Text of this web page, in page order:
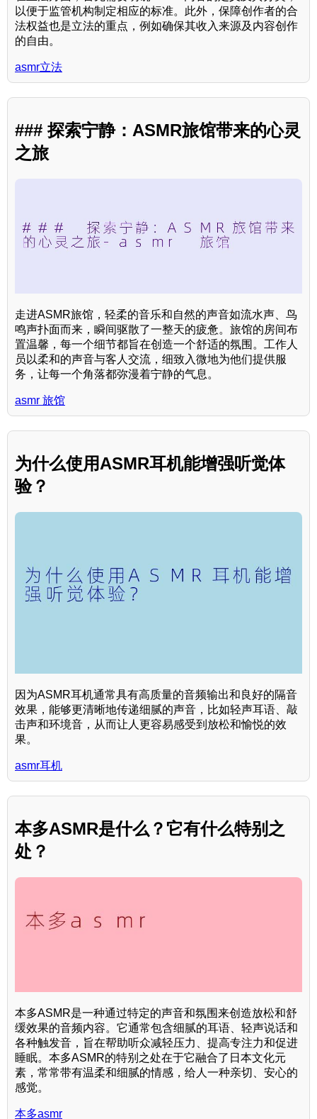
以便于监管机构制定相应的标准。此外，保障创作者的合
法权益也是立法的重点，例如确保其收入来源及内容创作
的自由。
asmr立法
### 探索宁静：ASMR旅馆带来的心灵
之旅
走进ASMR旅馆，轻柔的音乐和自然的声音如流水声、鸟
鸣声扑面而来，瞬间驱散了一整天的疲惫。旅馆的房间布
置温馨，每一个细节都旨在创造一个舒适的氛围。工作人
员以柔和的声音与客人交流，细致入微地为他们提供服
务，让每一个角落都弥漫着宁静的气息。
asmr 旅馆
为什么使用ASMR耳机能增强听觉体
验？
因为ASMR耳机通常具有高质量的音频输出和良好的隔音
效果，能够更清晰地传递细腻的声音，比如轻声耳语、敲
击声和环境音，从而让人更容易感受到放松和愉悦的效
果。
asmr耳机
本多ASMR是什么？它有什么特别之
处？
本多ASMR是一种通过特定的声音和氛围来创造放松和舒
缓效果的音频内容。它通常包含细腻的耳语、轻声说话和
各种触发音，旨在帮助听众减轻压力、提高专注力和促进
睡眠。本多ASMR的特别之处在于它融合了日本文化元
素，常常带有温柔和细腻的情感，给人一种亲切、安心的
感觉。
本多asmr